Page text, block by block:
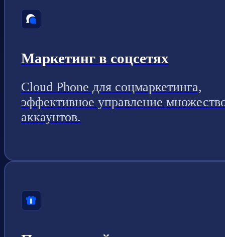
Маркетинг в соцсетях
Cloud Phone для соцмаркетинга,
эффективное управление
аккаунтов.